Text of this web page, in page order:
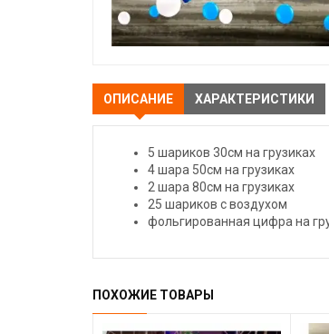
ОПИСАНИЕ ХАРАКТЕРИСТИКИ
5 шариков 30см на грузиках
4 шара 50см на грузиках
2 шара 80см на грузиках
25 шариков с воздухом
фольгированная цифра на
ПОХОЖИЕ ТОВАРЫ